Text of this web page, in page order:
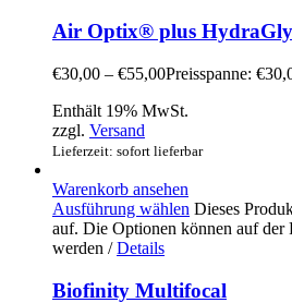
Air Optix® plus
€30,00 – €55,00Preisspanne:
Enthält 19% MwSt.
zzgl. Versand
Lieferzeit: sofort lieferbar
Warenkorb ansehen
Ausführung wählen Dieses
auf. Die Optionen können auf der
werden / Details
Biofinity Multifocal